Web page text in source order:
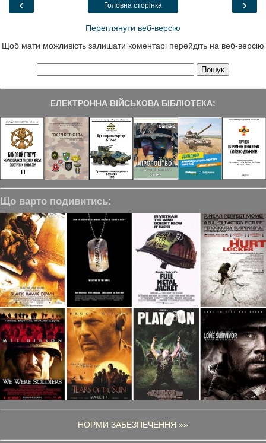
‹ ›
Головна сторінка
Переглянути веб-версію
Щоб мати можливість залишати коментарі перейдіть на веб-версію
ЕЛЕКТРОННА ВІЙСЬКОВА БІБЛІОТЕКА:
Що варто подивитись:
НОРМИ ЗАБЕЗПЕЧЕННЯ »»